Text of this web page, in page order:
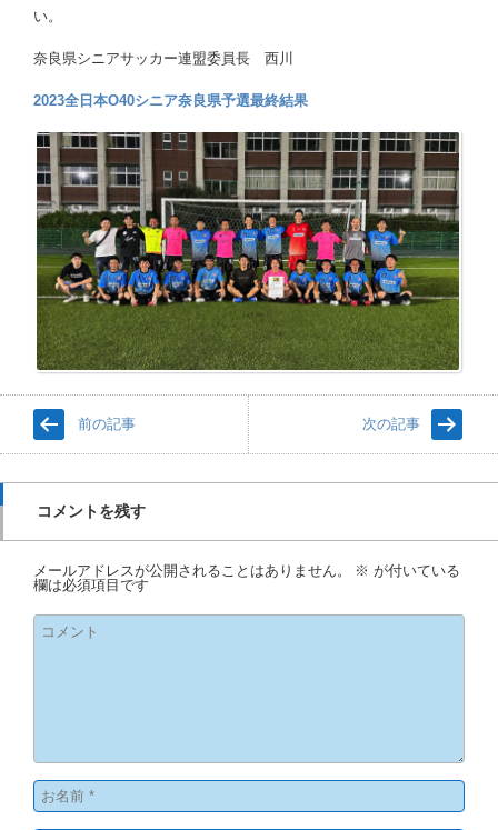
い。
奈良県シニアサッカー連盟委員長 西川
2023全日本O40シニア奈良県予選最終結果
前の記事 次の記事
コメントを残す
メールアドレスが公開されることはありません。 ※ が付いている
欄は必須項目です